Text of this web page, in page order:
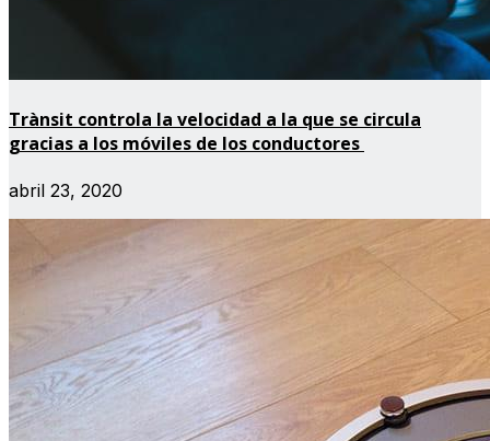
Trànsit controla la velocidad a la que se circula
gracias a los móviles de los conductores
abril 23, 2020